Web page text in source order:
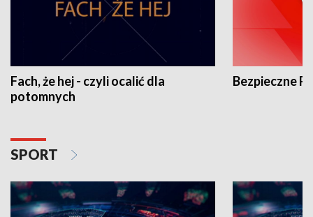
Fach, że hej - czyli ocalić dla
potomnych
Bezpieczne
SPORT